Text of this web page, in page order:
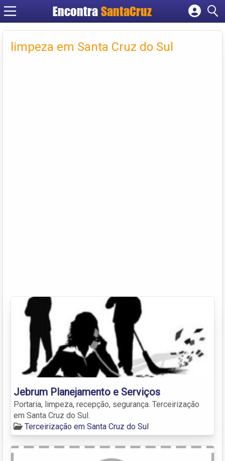
Encontra
Cadastrar empresa
Criar conta
limpeza em Santa Cruz do Sul
Jebrum Planejamento e Serviços
Portaria, limpeza, recepção, segurança. Terceirização
em Santa Cruz do Sul.
Terceirização em Santa Cruz do Sul